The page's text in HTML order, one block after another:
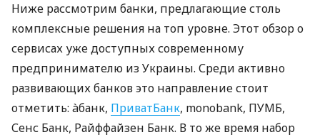
Ниже рассмотрим банки, предлагающие столь
комплексные решения на топ уровне. Этот обзор о
сервисах уже доступных современному
предпринимателю из Украины. Среди активно
развивающих банков это направление стоит
отметить: àбанк, ПриватБанк, monobank, ПУМБ,
Сенс Банк, Райффайзен Банк. В то же время набор